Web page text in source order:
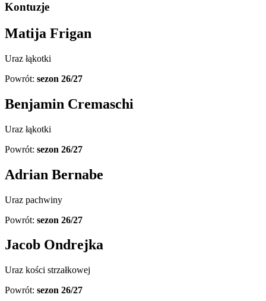
Kontuzje
Matija Frigan
Uraz łąkotki
Powrót: sezon 26/27
Benjamin Cremaschi
Uraz łąkotki
Powrót: sezon 26/27
Adrian Bernabe
Uraz pachwiny
Powrót: sezon 26/27
Jacob Ondrejka
Uraz kości strzałkowej
Powrót: sezon 26/27